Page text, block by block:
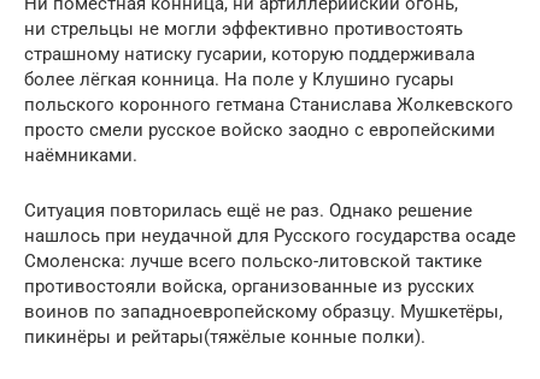
ни стрельцы не могли эффективно противостоять
страшному натиску гусарии, которую поддерживала
более лёгкая конница. На поле у Клушино гусары
польского коронного гетмана Станислава Жолкевского
просто смели русское войско заодно с европейскими
наёмниками.
Ситуация повторилась ещё не раз. Однако решение
нашлось при неудачной для Русского государства осаде
Смоленска: лучше всего польско-литовской тактике
противостояли войска, организованные из русских
воинов по западноевропейскому образцу. Мушкетёры,
пикинёры и рейтары(тяжёлые конные полки).